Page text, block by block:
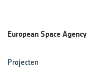
European Space Agency
Projecten